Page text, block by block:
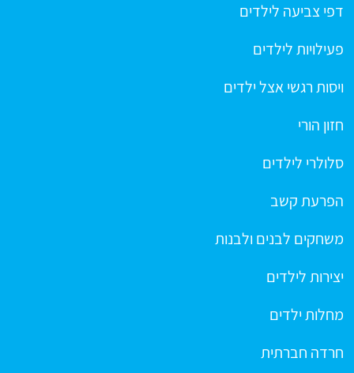
דפי צביעה לילדים
פעילויות לילדים
ויסות רגשי אצל ילדים
חזון הורי
סלולרי לילדים
הפרעת קשב
משחקים לבנים ולבנות
יצירות לילדים
מחלות ילדים
חרדה חברתית